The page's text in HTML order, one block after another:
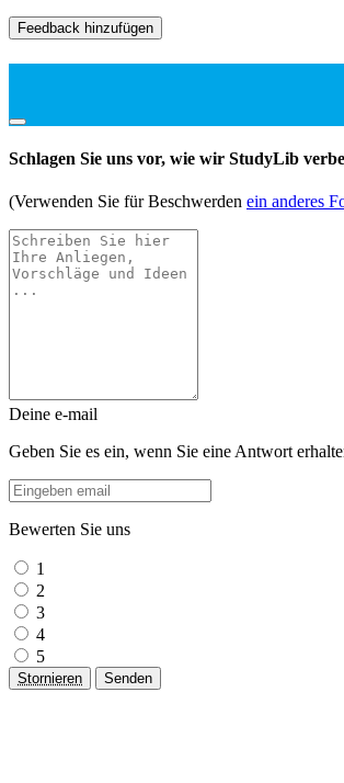
Feedback hinzufügen
Schlagen Sie uns vor, wie wir StudyLib
(Verwenden Sie für Beschwerden ein anderes
Deine e-mail
Geben Sie es ein, wenn Sie eine Antwort
Bewerten Sie uns
1
2
3
4
5
Stornieren Senden